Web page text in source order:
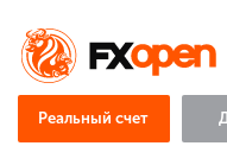
Реальный счет